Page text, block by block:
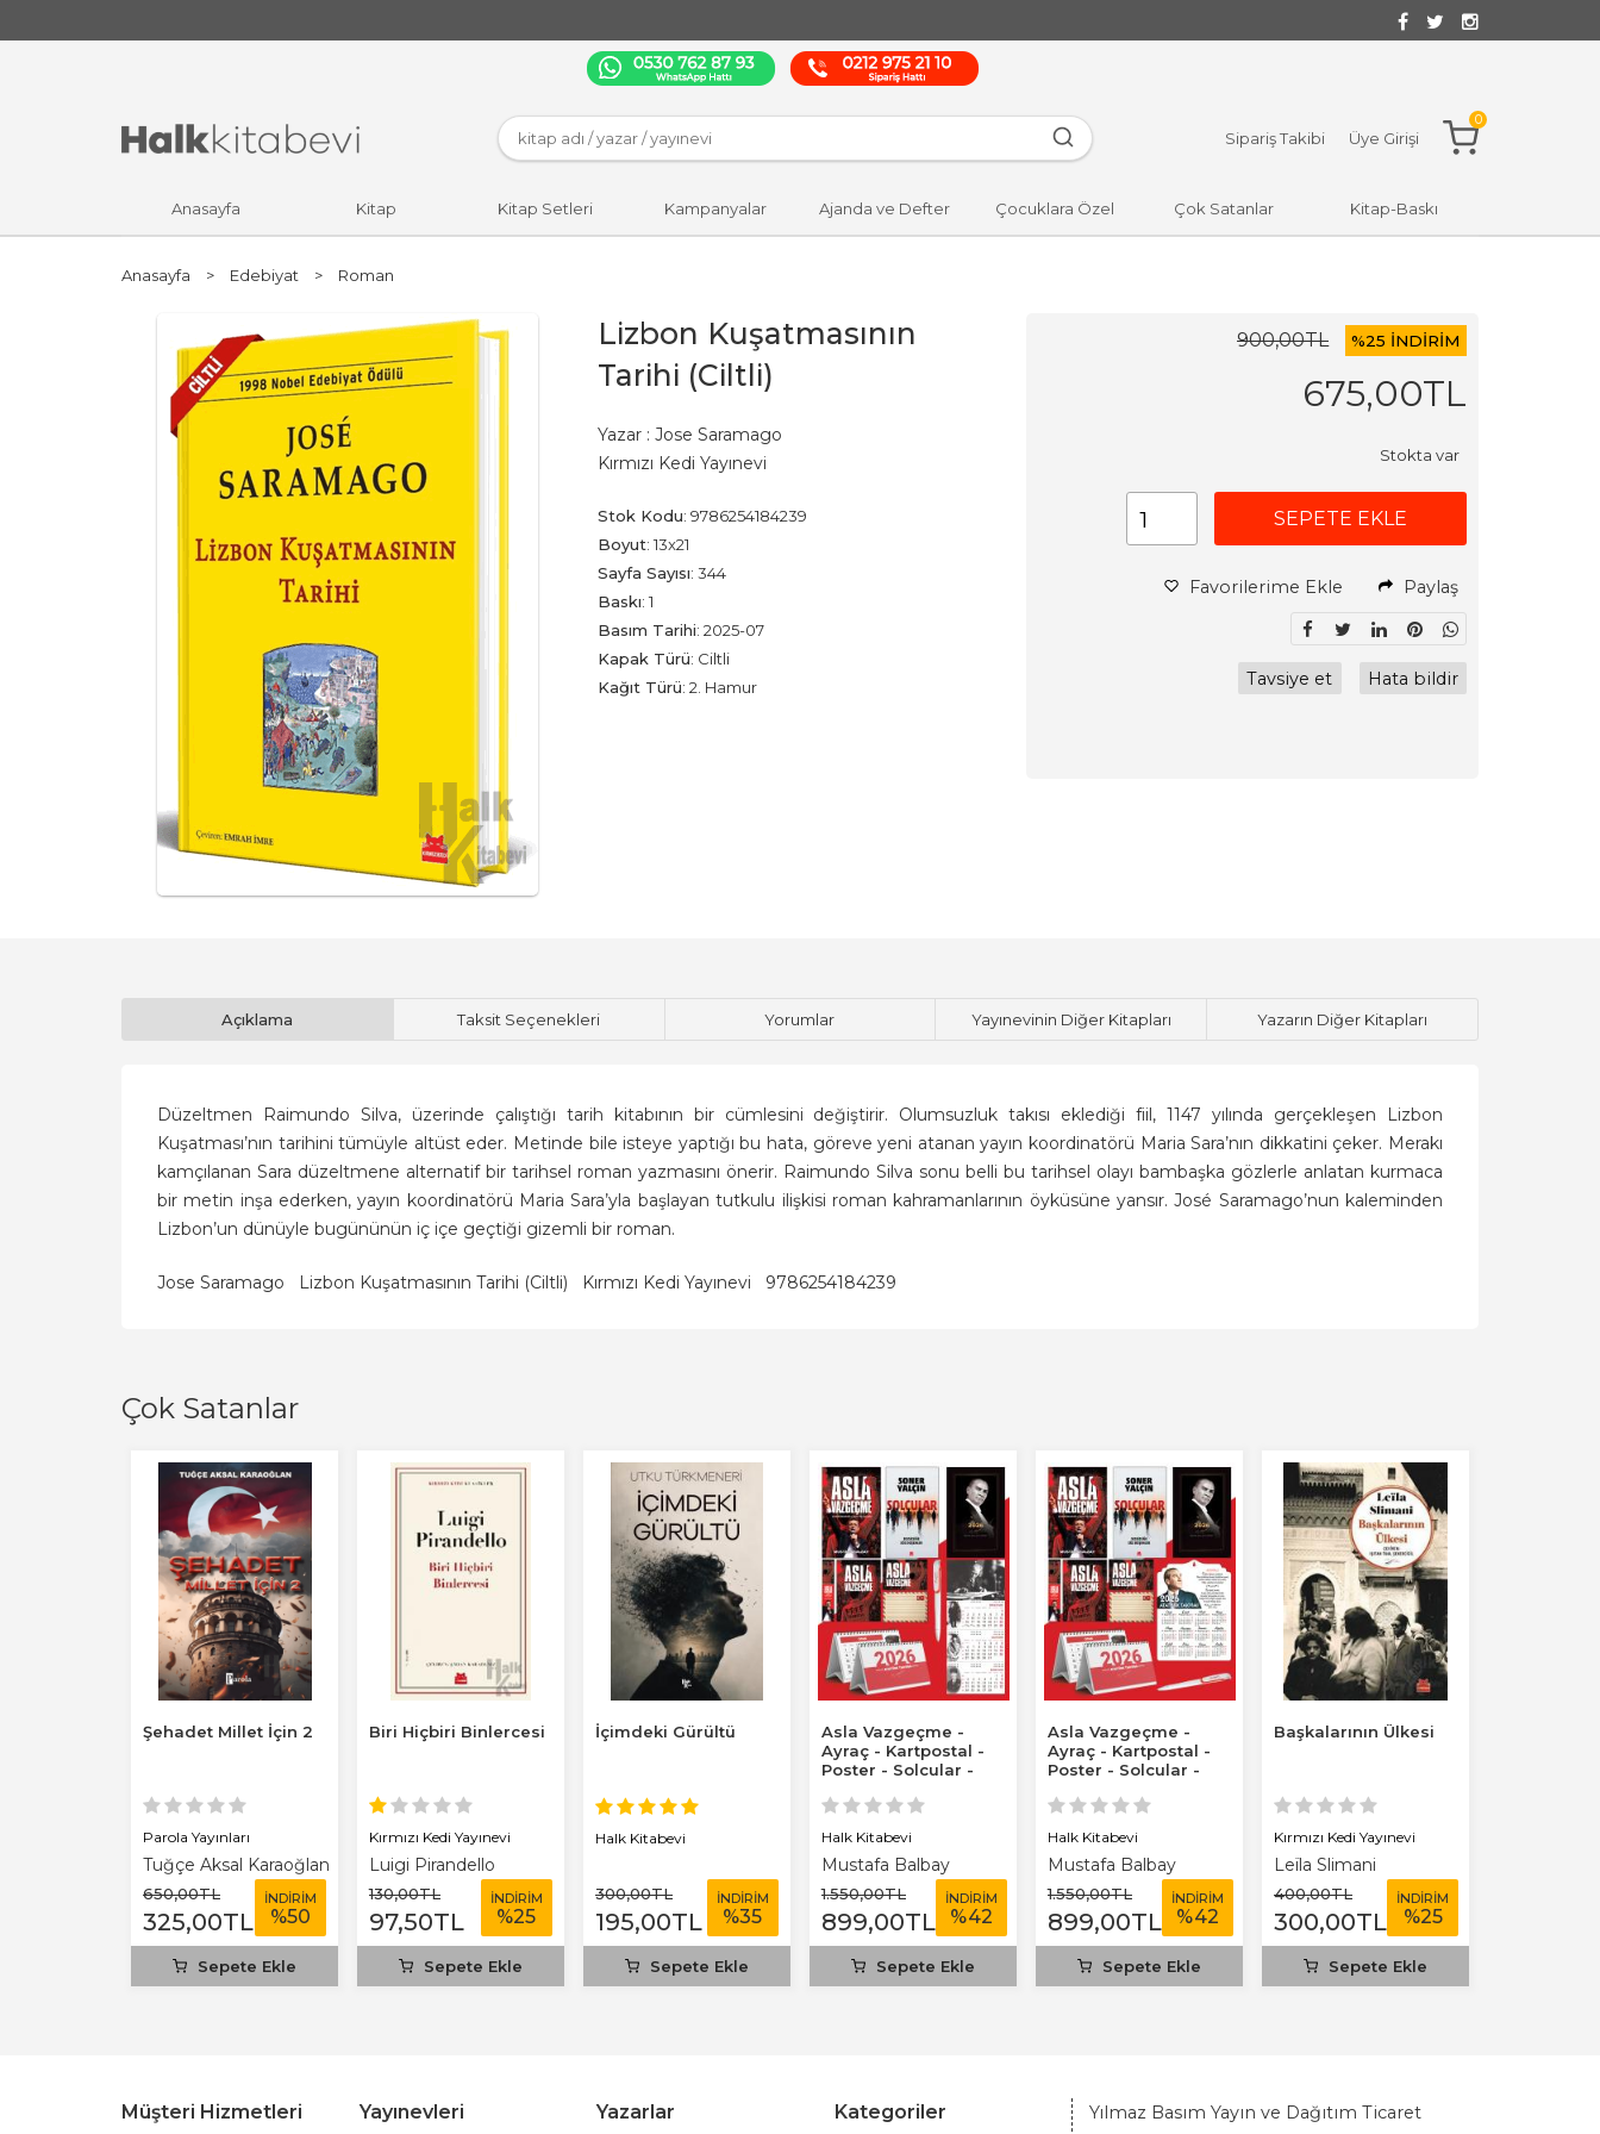
Sipariş Takibi Üye Girişi
0
Anasayfa Kitap Kitap Setleri Kampanyalar Ajanda ve Defter Çocuklara Özel Çok Satanlar Kitap-Baskı
Anasayfa > Edebiyat > Roman
Lizbon Kuşatmasının
Tarihi (Ciltli)
Yazar : Jose Saramago
Kırmızı Kedi Yayınevi
Stok Kodu: 9786254184239
Boyut: 13x21
Sayfa Sayısı: 344
Baskı: 1
Basım Tarihi: 2025-07
Kapak Türü: Ciltli
Kağıt Türü: 2. Hamur
900,00TL %25 İNDİRİM
675,00TL
Stokta var
SEPETE EKLE
Favorilerime Ekle Paylaş
Tavsiye et Hata bildir
Açıklama Taksit Seçenekleri Yorumlar Yayınevinin Diğer Kitapları Yazarın Diğer Kitapları
Düzeltmen Raimundo Silva, üzerinde çalıştığı tarih kitabının bir cümlesini değiştirir. Olumsuzluk takısı eklediği fiil, 1147 yılında gerçekleşen Lizbon
Kuşatması’nın tarihini tümüyle altüst eder. Metinde bile isteye yaptığı bu hata, göreve yeni atanan yayın koordinatörü Maria Sara’nın dikkatini çeker. Merakı
kamçılanan Sara düzeltmene alternatif bir tarihsel roman yazmasını önerir. Raimundo Silva sonu belli bu tarihsel olayı bambaşka gözlerle anlatan kurmaca
bir metin inşa ederken, yayın koordinatörü Maria Sara’yla başlayan tutkulu ilişkisi roman kahramanlarının öyküsüne yansır. José Saramago’nun kaleminden
Lizbon’un dünüyle bugününün iç içe geçtiği gizemli bir roman.
Jose Saramago Lizbon Kuşatmasının Tarihi (Ciltli) Kırmızı Kedi Yayınevi 9786254184239
Çok Satanlar
Şehadet Millet İçin 2
Parola Yayınları
Tuğçe Aksal Karaoğlan
650,00TL
325,00TL
İNDİRİM
%50
Sepete Ekle
Biri Hiçbiri Binlercesi
Kırmızı Kedi Yayınevi
Luigi Pirandello
130,00TL
97,50TL
İNDİRİM
%25
Sepete Ekle
İçimdeki Gürültü
Halk Kitabevi
300,00TL
195,00TL
İNDİRİM
%35
Sepete Ekle
Asla Vazgeçme -
Ayraç - Kartpostal -
Poster - Solcular -
Halk Kitabevi
Mustafa Balbay
1.550,00TL
899,00TL
İNDİRİM
%42
Sepete Ekle
Asla Vazgeçme -
Ayraç - Kartpostal -
Poster - Solcular -
Halk Kitabevi
Mustafa Balbay
1.550,00TL
899,00TL
İNDİRİM
%42
Sepete Ekle
Başkalarının Ülkesi
Kırmızı Kedi Yayınevi
Leïla Slimani
400,00TL
300,00TL
İNDİRİM
%25
Sepete Ekle
Müşteri Hizmetleri Yayınevleri Yazarlar Kategoriler
Yılmaz Basım Yayın ve Dağıtım Ticaret